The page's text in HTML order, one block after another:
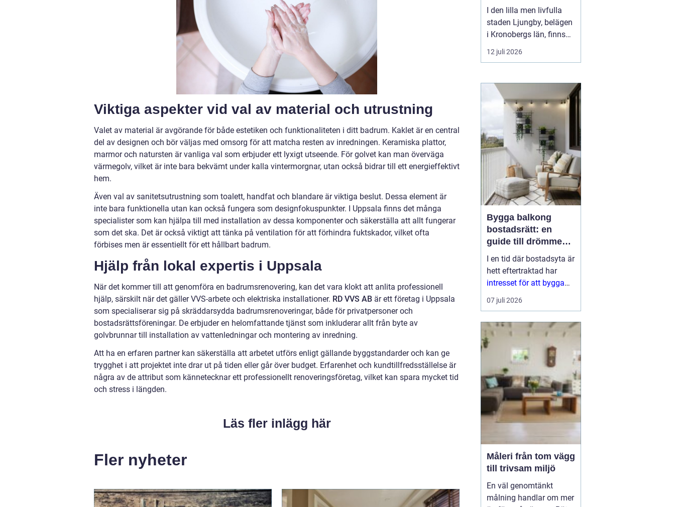
Viktiga aspekter vid val av material och utrustning
Valet av material är avgörande för både estetiken och funktionaliteten i ditt badrum. Kaklet är en central
del av designen och bör väljas med omsorg för att matcha resten av inredningen. Keramiska plattor,
marmor och natursten är vanliga val som erbjuder ett lyxigt utseende. För golvet kan man överväga
värmegolv, vilket är inte bara bekvämt under kalla vintermorgnar, utan också bidrar till ett energieffektivt
hem.
Även val av sanitetsutrustning som toalett, handfat och blandare är viktiga beslut. Dessa element är
inte bara funktionella utan kan också fungera som designfokuspunkter. I Uppsala finns det många
specialister som kan hjälpa till med installation av dessa komponenter och säkerställa att allt fungerar
som det ska. Det är också viktigt att tänka på ventilation för att förhindra fuktskador, vilket ofta
förbises men är essentiellt för ett hållbart badrum.
Hjälp från lokal expertis i Uppsala
När det kommer till att genomföra en badrumsrenovering, kan det vara klokt att anlita professionell
hjälp, särskilt när det gäller VVS-arbete och elektriska installationer. RD VVS AB är ett företag i Uppsala
som specialiserar sig på skräddarsydda badrumsrenoveringar, både för privatpersoner och
bostadsrättsföreningar. De erbjuder en helomfattande tjänst som inkluderar allt från byte av
golvbrunnar till installation av vattenledningar och montering av inredning.
Att ha en erfaren partner kan säkerställa att arbetet utförs enligt gällande byggstandarder och kan ge
trygghet i att projektet inte drar ut på tiden eller går över budget. Erfarenhet och kundtillfredsställelse är
några av de attribut som kännetecknar ett professionellt renoveringsföretag, vilket kan spara mycket tid
och stress i längden.
Läs fler inlägg här
Fler nyheter
I den lilla men livfulla
staden Ljungby, belägen
i Kronobergs län, finns
en dynamisk marknad
för bostadssökande.
Ljungbyhar blivit ett hett
ämne för många, då
staden erbjuder en u...
12 juli 2026
Bygga balkong
bostadsrätt: en
guide till drömmen
om extra yta
I en tid där bostadsyta är
hett eftertraktad har
intresset för att bygga
balkong
bostadsrättsförening
balkon...
07 juli 2026
Måleri från tom vägg
till trivsam miljö
En väl genomtänkt
målning handlar om mer